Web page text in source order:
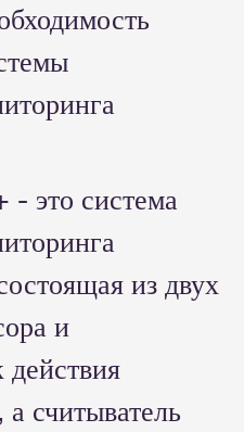
это система
из двух
и
действия
считыватель